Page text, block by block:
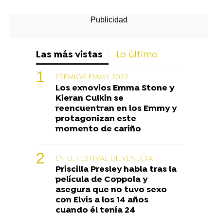
Las más vistas Lo último
PREMIOS EMMY 2023
Los exnovios Emma Stone y
Kieran Culkin se
reencuentran en los Emmy y
protagonizan este
momento de cariño
EN EL FESTIVAL DE VENECIA
Priscilla Presley habla tras la
película de Coppola y
asegura que no tuvo sexo
con Elvis a los 14 años
cuando él tenía 24